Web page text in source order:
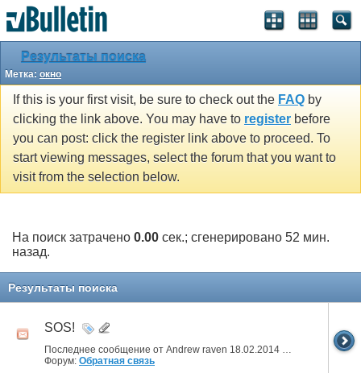
Результаты поиска
Метка: окно
If this is your first visit, be sure to check out the FAQ by
clicking the link above. You may have to register before
you can post: click the register link above to proceed. To
start viewing messages, select the forum that you want to
visit from the selection below.
На поиск затрачено 0.00 сек.; сгенерировано 52 мин.
назад.
Результаты поиска
SOS!
Форум: Обратная связь